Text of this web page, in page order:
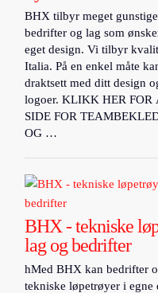
BHX tilbyr meget
bedrifter og lag som
eget design. Vi tilbyr
Italia. På en enkel måte
draktsett med ditt design
logoer. KLIKK HER FOR
SIDE FOR
OG …
BHX - tekniske
lag og bedrifter
hMed BHX kan bedrifter
tekniske løpetrøyer i egne